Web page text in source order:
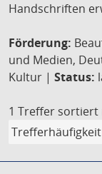
Handschriften
Förderung:
und Medien,
Kultur | Status:
1 Treffer sortiert